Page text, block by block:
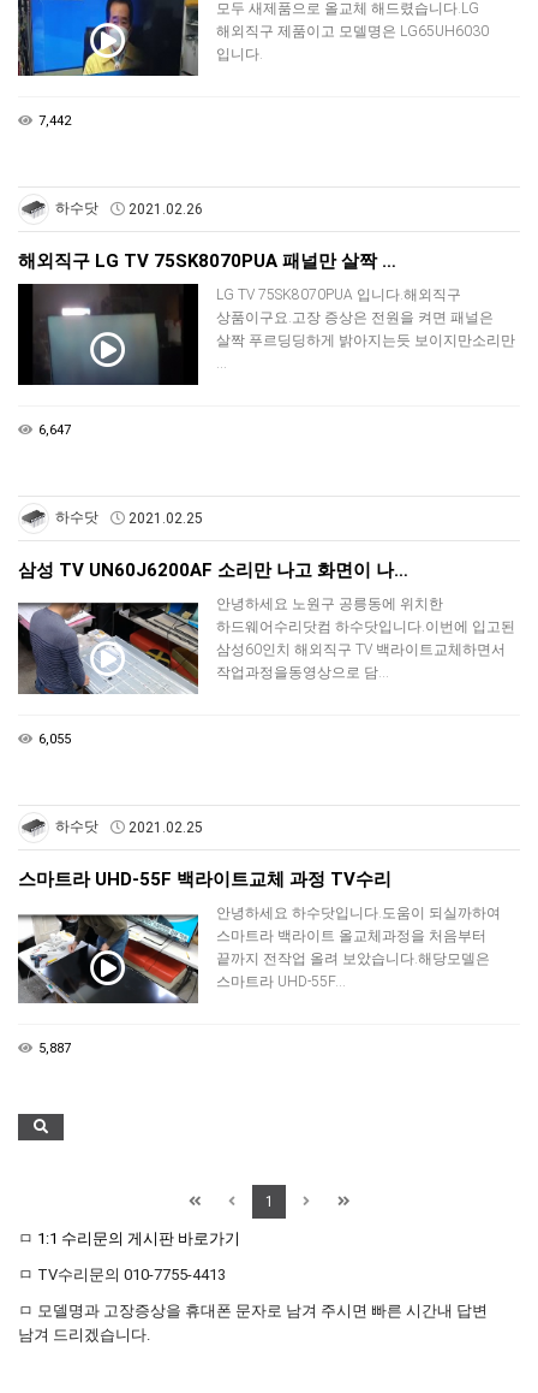
모두 새제품으로 올교체 해드렸습니다.LG
해외직구 제품이고 모델명은 LG65UH6030
입니다.
7,442
하수닷 2021.02.26
해외직구 LG TV 75SK8070PUA 패널만 살짝 …
LG TV 75SK8070PUA 입니다.해외직구
상품이구요.고장 증상은 전원을 켜면 패널은
살짝 푸르딩딩하게 밝아지는듯 보이지만소리만
…
6,647
하수닷 2021.02.25
삼성 TV UN60J6200AF 소리만 나고 화면이 나…
안녕하세요 노원구 공릉동에 위치한
하드웨어수리닷컴 하수닷입니다.이번에 입고된
삼성60인치 해외직구 TV 백라이트교체하면서
작업과정을동영상으로 담…
6,055
하수닷 2021.02.25
스마트라 UHD-55F 백라이트교체 과정 TV수리
안녕하세요 하수닷입니다.도움이 되실까하여
스마트라 백라이트 올교체과정을 처음부터
끝까지 전작업 올려 보았습니다.해당모델은
스마트라 UHD-55F…
5,887
1
ㅁ 1:1 수리문의 게시판 바로가기
ㅁ TV수리문의 010-7755-4413
ㅁ 모델명과 고장증상을 휴대폰 문자로 남겨 주시면 빠른 시간내 답변
남겨 드리겠습니다.